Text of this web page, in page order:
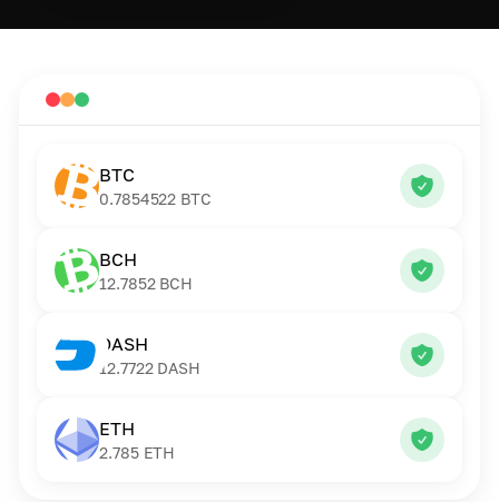
BTC
0.7854522 BTC
BCH
12.7852 BCH
DASH
12.7722 DASH
ETH
2.785 ETH